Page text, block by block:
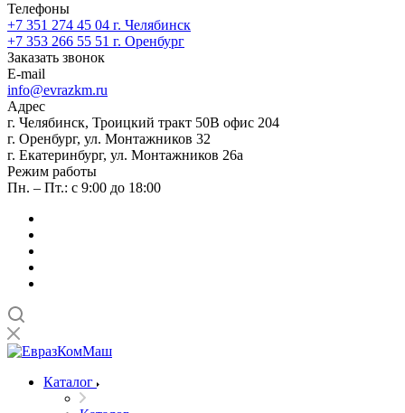
Телефоны
+7 351 274 45 04 г. Челябинск
+7 353 266 55 51 г. Оренбург
Заказать звонок
E-mail
info@evrazkm.ru
Адрес
г. Челябинск, Троицкий тракт 50В офис 204
г. Оренбург, ул. Монтажников 32
г. Екатеринбург, ул. Монтажников 26а
Режим работы
Пн. – Пт.: с 9:00 до 18:00
Каталог